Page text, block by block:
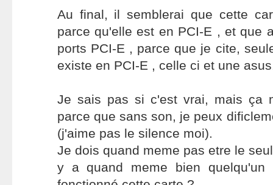
Au final, il semblerai que cette
parce qu'elle est en PCI-E , et que
ports PCI-E , parce que je cite,
existe en PCI-E , celle ci et une
Je sais pas si c'est vrai, mais ça
parce que sans son, je peux
(j'aime pas le silence moi).
Je dois quand meme pas etre le
y a quand meme bien